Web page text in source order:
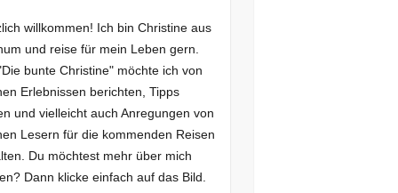
willkommen! Ich bin Christine aus
und reise für mein Leben gern.
bunte Christine" möchte ich von
Erlebnissen berichten, Tipps
und vielleicht auch Anregungen von
Lesern für die kommenden Reisen
Du möchtest mehr über mich
Dann klicke einfach auf das Bild.